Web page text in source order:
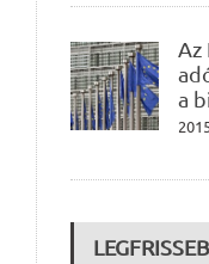
Az
a